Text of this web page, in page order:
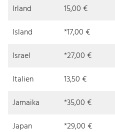
Irland
15,00 €
Island
*17,00 €
Israel
*27,00 €
Italien
13,50 €
Jamaika
*35,00 €
Japan
*29,00 €